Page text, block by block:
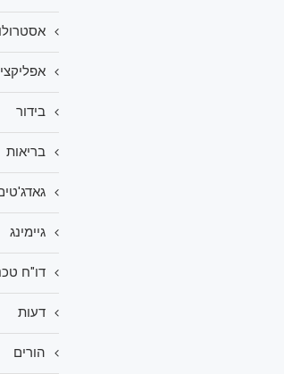
בידור
בריאות
גיימינג
דו"ח
דעות
הורים